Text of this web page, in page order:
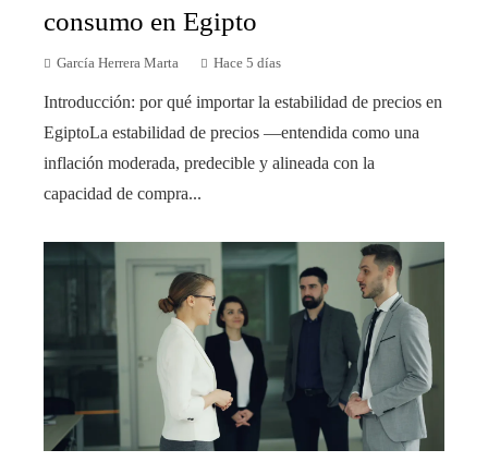
consumo en Egipto
García Herrera Marta Hace 5 días
Introducción: por qué importar la estabilidad de precios en
EgiptoLa estabilidad de precios —entendida como una
inflación moderada, predecible y alineada con la
capacidad de compra...